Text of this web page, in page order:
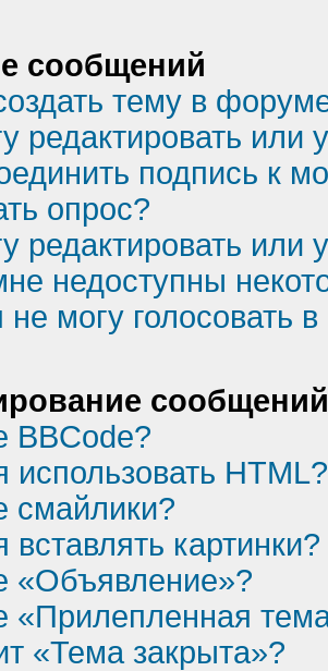
сообщений
тему в
редактировать или
подпись к
опрос?
редактировать или
недоступны
могу голосовать
BBCode?
использовать HTML?
смайлики?
вставлять картинки?
«Объявление»?
«Прилепленная
«Тема закрыта»?